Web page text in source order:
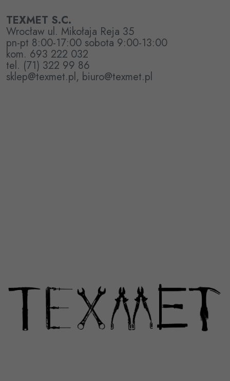
TEXMET S.C.
Wrocław ul. Mikołaja Reja 35
pn-pt 8:00-17:00 sobota 9:00-13:00
kom. 693 222 032
tel. (71) 322 99 86
sklep@texmet.pl, biuro@texmet.pl